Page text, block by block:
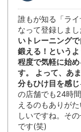
誰もが知る「ラ
なって登録しまし
いトレーニング
鍛える！という
程度で気軽に始
す。 よって、あ
分もひけ目を感じ
の店舗でも24時
えるのもありが
しいですね。そ
です(笑)